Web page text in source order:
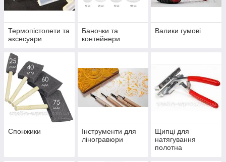
Термопістолети та
аксесуари
Баночки та
контейнери
Валики гумові
Спонжики
Інструменти для
ліногравюри
Щипці для
натягування
полотна